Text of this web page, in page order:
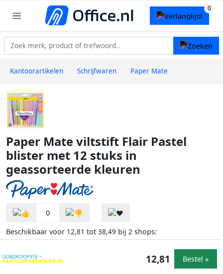
Kantoorartikelen Schrijfwaren Paper Mate
Paper Mate viltstift Flair Pastel
blister met 12 stuks in
geassorteerde kleuren
0
Beschikbaar voor 12,81 tot 38,49 bij 2 shops:
12,81 Bestel »